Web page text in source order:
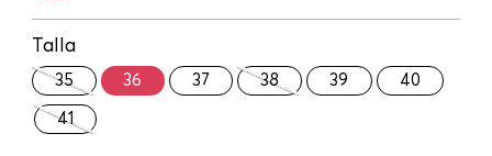
Talla
35 36 37 38 39 40
41